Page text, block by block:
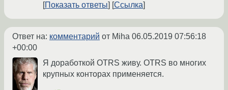
Показать ответы
Ссылка
Ответ на: комментарий от Miha 06.05.2019 07:56:18
+00:00
Я доработкой OTRS живу. OTRS во многих
крупных конторах применяется.